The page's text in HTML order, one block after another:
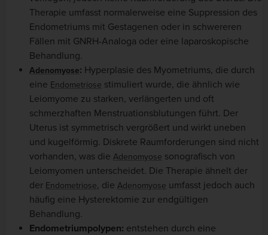
Therapie umfasst normalerweise eine Suppression des
Endometriums mit Gestagenen oder in schwereren
Fällen mit GNRH-Analoga oder eine laparoskopische
Behandlung.
Adenomyose: Hyperplasie des Myometriums, die durch
eine Endometriose stimuliert wurde, die ähnlich wie
Leiomyome zu starken, verlängerten und oft
schmerzhaften Menstruationsblutungen führt. Der
Uterus ist symmetrisch vergrößert und wirkt uneben
und kugelförmig. Diskrete Raumforderungen sind nicht
vorhanden, was die Adenomyose sonografisch von
Leiomyomen unterscheidet. Die Therapie ähnelt der
der Endometriose, die Adenomyose umfasst jedoch auch
häufig eine Hysterektomie zur endgültigen
Behandlung.
Endometriumpolypen: entstehen durch eine